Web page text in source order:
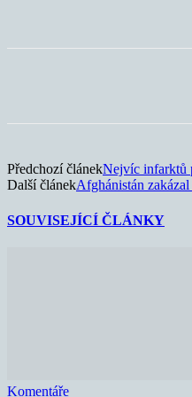
Předchozí článekNejvíc infarktů
Další článekAfghánistán
SOUVISEJÍCÍ ČLÁNKY
Komentáře